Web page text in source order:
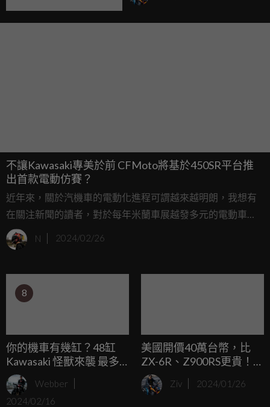
不讓Kawasaki專美於前 CFMoto將基於450SR平台推
出首款電動仿賽？
近年來，關於汽機車的電動化進程可謂越來越明朗，我想有
在關注新聞的讀者，對於每年米蘭車展越發多元的電動車
型，肯定有所感悟；而一向對於消費者市場非常敏銳的中國
新興品牌，絕對不會落於人後，而機車領域中的翹楚—
設計藍圖。
N 2024/02/26
8
你的機車有幾缸？48缸
Kawasaki 怪獸來襲 最多
汽缸金氏世界紀錄
「Tinker Toy」即將拍賣
Webber
2024/02/16
美國開價40萬台幣，比
ZX-6R、Z900RS更貴！
2024 Kawasaki Ninja 7 /
Z7 Hybrid 海外上市
Ziv 2024/01/26